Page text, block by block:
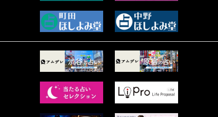
紅月Luru (4)
ルーカス伽豆海 (1111)
木杉泉風 (116)
桐野有民 (31)
月夜巳キメラ (4)
2023年5月 (67)
2023年4月 (73)
2023年2月 (99)
2022年12月 (72)
2022年11月 (72)